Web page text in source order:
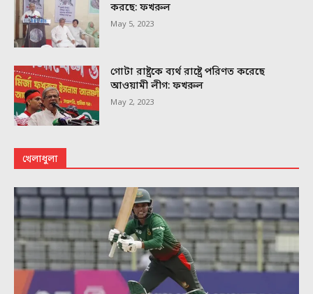
করছে: ফখরুল
May 5, 2023
গোটা রাষ্ট্রকে ব্যর্থ রাষ্ট্রে পরিণত করেছে
আওয়ামী লীগ: ফখরুল
May 2, 2023
খেলাধুলা